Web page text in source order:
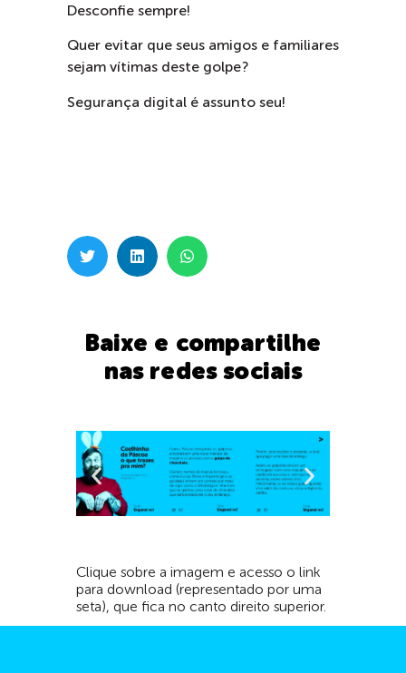
Desconfie sempre!
Quer evitar que seus amigos e familiares
sejam vítimas deste golpe?
Segurança digital é assunto seu!
Baixe e compartilhe
nas redes sociais
Clique sobre a imagem e acesso o link
para download (representado por uma
seta), que fica no canto direito superior.